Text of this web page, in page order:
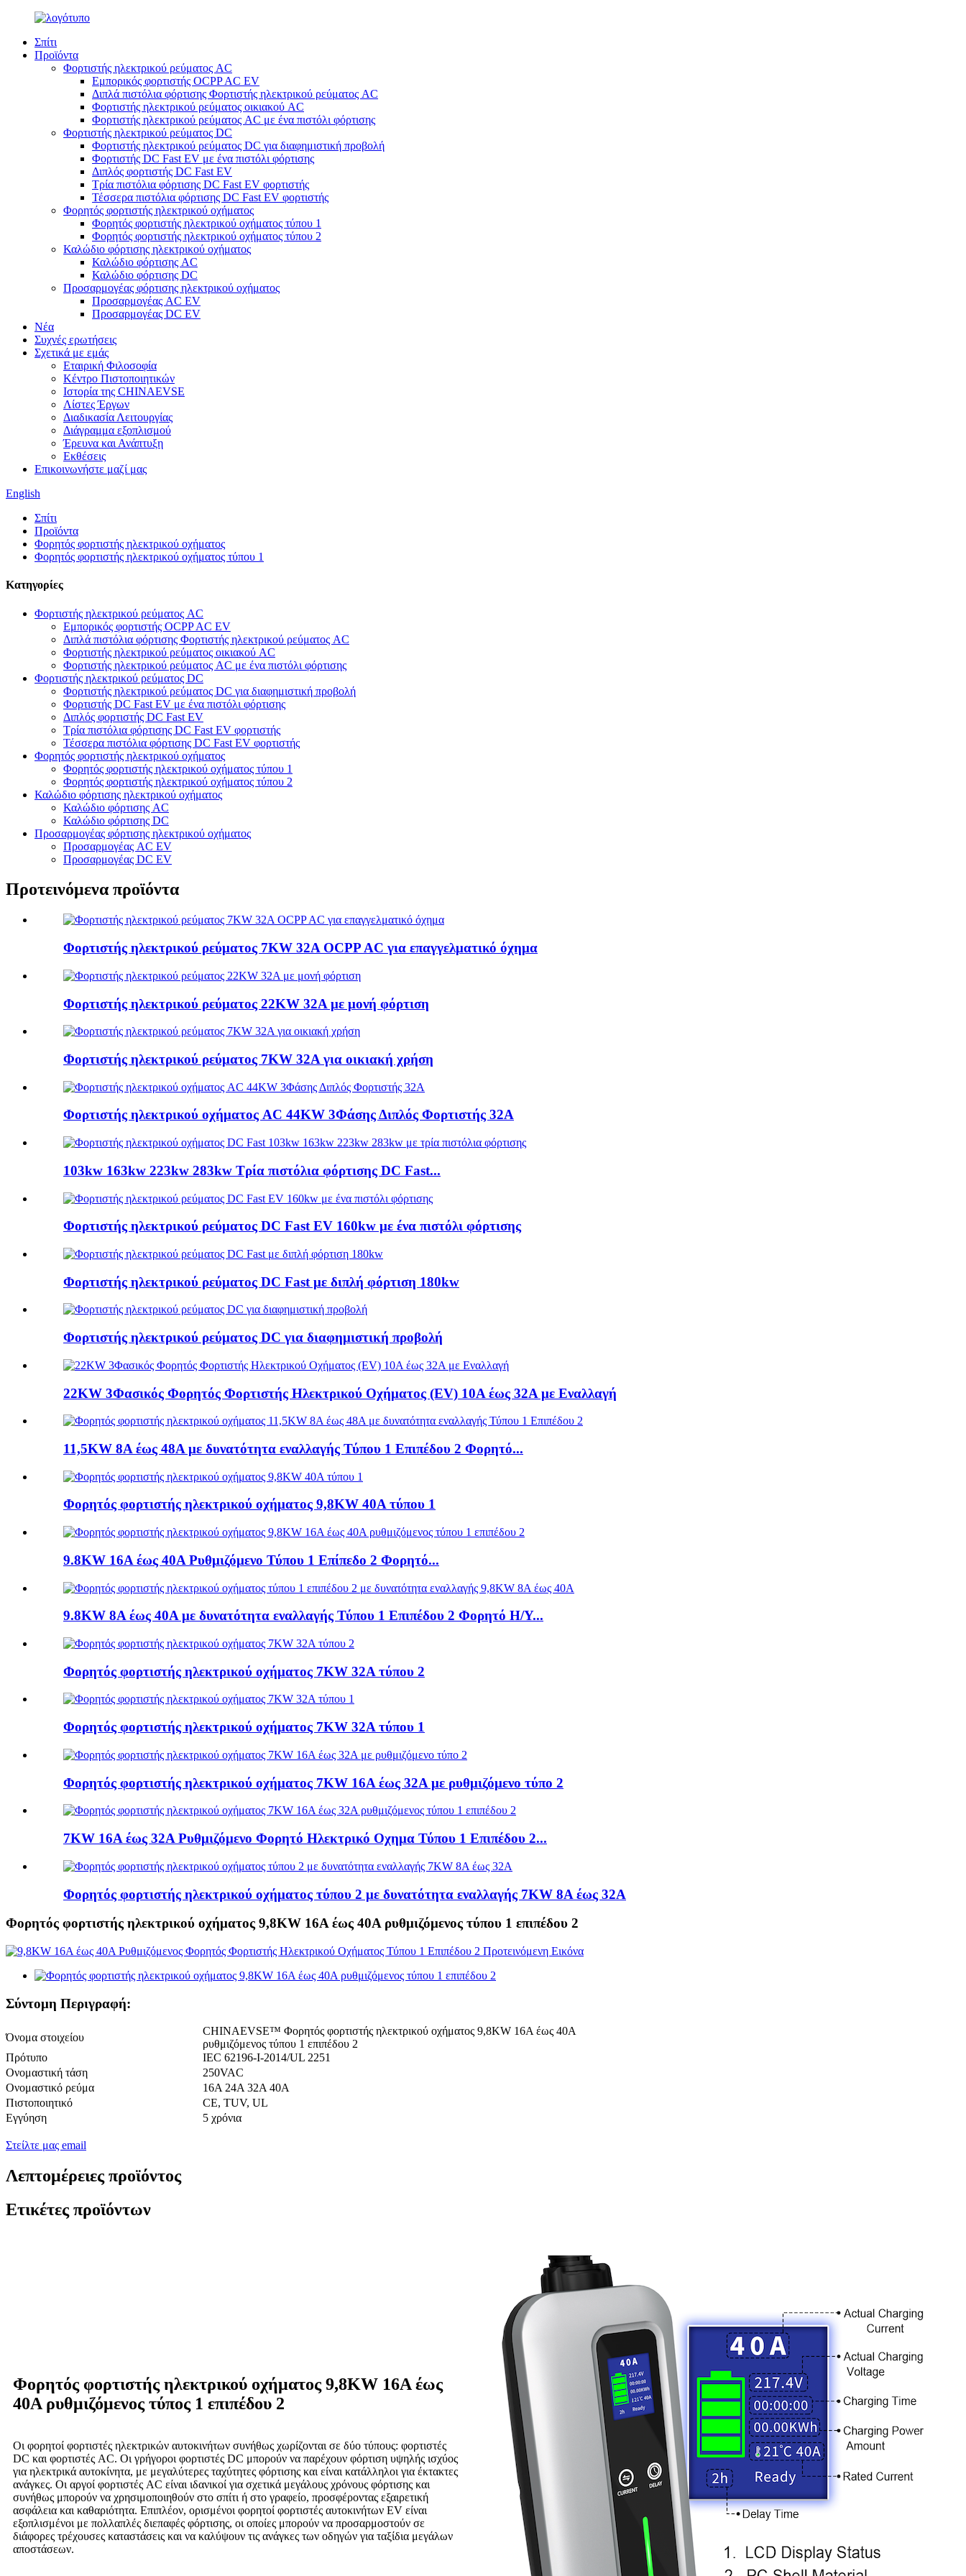
Σπίτι
Προϊόντα
Φορτιστής ηλεκτρικού ρεύματος AC
Εμπορικός φορτιστής OCPP AC EV
Διπλά πιστόλια φόρτισης Φορτιστής ηλεκτρικού ρεύματος AC
Φορτιστής ηλεκτρικού ρεύματος οικιακού AC
Φορτιστής ηλεκτρικού ρεύματος AC με ένα πιστόλι φόρτισης
Φορτιστής ηλεκτρικού ρεύματος DC
Φορτιστής ηλεκτρικού ρεύματος DC για διαφημιστική προβολή
Φορτιστής DC Fast EV με ένα πιστόλι φόρτισης
Διπλός φορτιστής DC Fast EV
Τρία πιστόλια φόρτισης DC Fast EV φορτιστής
Τέσσερα πιστόλια φόρτισης DC Fast EV φορτιστής
Φορητός φορτιστής ηλεκτρικού οχήματος
Φορητός φορτιστής ηλεκτρικού οχήματος τύπου 1
Φορητός φορτιστής ηλεκτρικού οχήματος τύπου 2
Καλώδιο φόρτισης ηλεκτρικού οχήματος
Καλώδιο φόρτισης AC
Καλώδιο φόρτισης DC
Προσαρμογέας φόρτισης ηλεκτρικού οχήματος
Προσαρμογέας AC EV
Προσαρμογέας DC EV
Νέα
Συχνές ερωτήσεις
Σχετικά με εμάς
Εταιρική Φιλοσοφία
Κέντρο Πιστοποιητικών
Ιστορία της CHINAEVSE
Λίστες Έργων
Διαδικασία Λειτουργίας
Διάγραμμα εξοπλισμού
Έρευνα και Ανάπτυξη
Εκθέσεις
Επικοινωνήστε μαζί μας
English
Σπίτι
Προϊόντα
Φορητός φορτιστής ηλεκτρικού οχήματος
Φορητός φορτιστής ηλεκτρικού οχήματος τύπου 1
Κατηγορίες
Φορτιστής ηλεκτρικού ρεύματος AC
Εμπορικός φορτιστής OCPP AC EV
Διπλά πιστόλια φόρτισης Φορτιστής ηλεκτρικού ρεύματος AC
Φορτιστής ηλεκτρικού ρεύματος οικιακού AC
Φορτιστής ηλεκτρικού ρεύματος AC με ένα πιστόλι φόρτισης
Φορτιστής ηλεκτρικού ρεύματος DC
Φορτιστής ηλεκτρικού ρεύματος DC για διαφημιστική προβολή
Φορτιστής DC Fast EV με ένα πιστόλι φόρτισης
Διπλός φορτιστής DC Fast EV
Τρία πιστόλια φόρτισης DC Fast EV φορτιστής
Τέσσερα πιστόλια φόρτισης DC Fast EV φορτιστής
Φορητός φορτιστής ηλεκτρικού οχήματος
Φορητός φορτιστής ηλεκτρικού οχήματος τύπου 1
Φορητός φορτιστής ηλεκτρικού οχήματος τύπου 2
Καλώδιο φόρτισης ηλεκτρικού οχήματος
Καλώδιο φόρτισης AC
Καλώδιο φόρτισης DC
Προσαρμογέας φόρτισης ηλεκτρικού οχήματος
Προσαρμογέας AC EV
Προσαρμογέας DC EV
Προτεινόμενα προϊόντα
Φορτιστής ηλεκτρικού ρεύματος 7KW 32A OCPP AC για επαγγελματικό όχημα
Φορτιστής ηλεκτρικού ρεύματος 22KW 32A με μονή φόρτιση
Φορτιστής ηλεκτρικού ρεύματος 7KW 32A για οικιακή χρήση
Φορτιστής ηλεκτρικού οχήματος AC 44KW 3Φάσης Διπλός Φορτιστής 32A
103kw 163kw 223kw 283kw Τρία πιστόλια φόρτισης DC Fast...
Φορτιστής ηλεκτρικού ρεύματος DC Fast EV 160kw με ένα πιστόλι φόρτισης
Φορτιστής ηλεκτρικού ρεύματος DC Fast με διπλή φόρτιση 180kw
Φορτιστής ηλεκτρικού ρεύματος DC για διαφημιστική προβολή
22KW 3Φασικός Φορητός Φορτιστής Ηλεκτρικού Οχήματος (EV) 10A έως 32A με Εναλλαγή
11,5KW 8A έως 48A με δυνατότητα εναλλαγής Τύπου 1 Επιπέδου 2 Φορητό...
Φορητός φορτιστής ηλεκτρικού οχήματος 9,8KW 40A τύπου 1
9.8KW 16A έως 40A Ρυθμιζόμενο Τύπου 1 Επίπεδο 2 Φορητό...
9.8KW 8A έως 40A με δυνατότητα εναλλαγής Τύπου 1 Επιπέδου 2 Φορητό Η/Υ...
Φορητός φορτιστής ηλεκτρικού οχήματος 7KW 32A τύπου 2
Φορητός φορτιστής ηλεκτρικού οχήματος 7KW 32A τύπου 1
Φορητός φορτιστής ηλεκτρικού οχήματος 7KW 16A έως 32A με ρυθμιζόμενο τύπο 2
7KW 16A έως 32A Ρυθμιζόμενο Φορητό Ηλεκτρικό Οχημα Τύπου 1 Επιπέδου 2...
Φορητός φορτιστής ηλεκτρικού οχήματος τύπου 2 με δυνατότητα εναλλαγής 7KW 8A έως 32A
Φορητός φορτιστής ηλεκτρικού οχήματος 9,8KW 16A έως 40A ρυθμιζόμενος τύπου 1 επιπέδου 2
Σύντομη Περιγραφή:
Όνομα στοιχείου
CHINAEVSE™️ Φορητός φορτιστής ηλεκτρικού οχήματος 9,8KW 16A έως 40A
ρυθμιζόμενος τύπου 1 επιπέδου 2
Πρότυπο
IEC 62196-I-2014/UL 2251
Ονομαστική τάση
250VAC
Ονομαστικό ρεύμα
16Α 24Α 32Α 40Α
Πιστοποιητικό
CE, TUV, UL
Εγγύηση
5 χρόνια
Στείλτε μας email
Λεπτομέρειες προϊόντος
Ετικέτες προϊόντων
Φορητός φορτιστής ηλεκτρικού οχήματος 9,8KW 16A έως
40A ρυθμιζόμενος τύπος 1 επιπέδου 2
Οι φορητοί φορτιστές ηλεκτρικών αυτοκινήτων συνήθως χωρίζονται σε δύο τύπους: φορτιστές
DC και φορτιστές AC. Οι γρήγοροι φορτιστές DC μπορούν να παρέχουν φόρτιση υψηλής ισχύος
για ηλεκτρικά αυτοκίνητα, με μεγαλύτερες ταχύτητες φόρτισης και είναι κατάλληλοι για έκτακτες
ανάγκες. Οι αργοί φορτιστές AC είναι ιδανικοί για σχετικά μεγάλους χρόνους φόρτισης και
συνήθως μπορούν να χρησιμοποιηθούν στο σπίτι ή στο γραφείο, προσφέροντας εξαιρετική
ασφάλεια και καθαριότητα. Επιπλέον, ορισμένοι φορητοί φορτιστές αυτοκινήτων EV είναι
εξοπλισμένοι με πολλαπλές διεπαφές φόρτισης, οι οποίες μπορούν να προσαρμοστούν σε
διάφορες τρέχουσες καταστάσεις και να καλύψουν τις ανάγκες των οδηγών για ταξίδια μεγάλων
αποστάσεων.